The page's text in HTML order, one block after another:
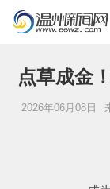
点草成金
2026年06月08日